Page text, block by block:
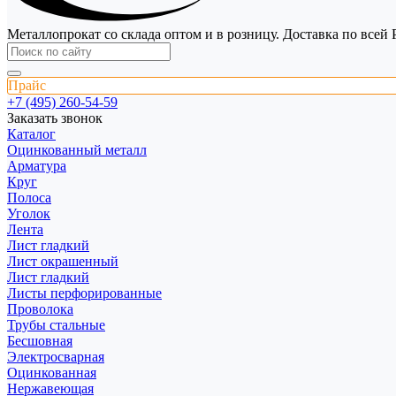
Металлопрокат со склада оптом и в розницу. Доставка по всей
Прайс
+7 (495) 260-54-59
Заказать звонок
Каталог
Оцинкованный металл
Арматура
Круг
Полоса
Уголок
Лента
Лист гладкий
Лист окрашенный
Лист гладкий
Листы перфорированные
Проволока
Трубы стальные
Бесшовная
Электросварная
Оцинкованная
Нержавеющая